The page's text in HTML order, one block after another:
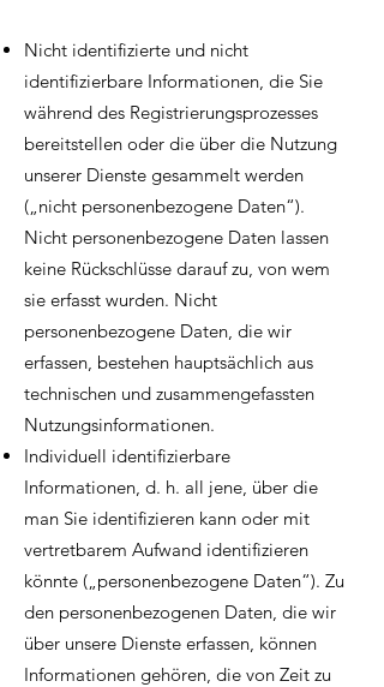
Nicht identifizierte und nicht
identifizierbare Informationen, die Sie
während des Registrierungsprozesses
bereitstellen oder die über die Nutzung
unserer Dienste gesammelt werden
(„nicht personenbezogene Daten“).
Nicht personenbezogene Daten lassen
keine Rückschlüsse darauf zu, von wem
sie erfasst wurden. Nicht
personenbezogene Daten, die wir
erfassen, bestehen hauptsächlich aus
technischen und zusammengefassten
Nutzungsinformationen.
Individuell identifizierbare
Informationen, d. h. all jene, über die
man Sie identifizieren kann oder mit
vertretbarem Aufwand identifizieren
könnte („personenbezogene Daten“). Zu
den personenbezogenen Daten, die wir
über unsere Dienste erfassen, können
Informationen gehören, die von Zeit zu